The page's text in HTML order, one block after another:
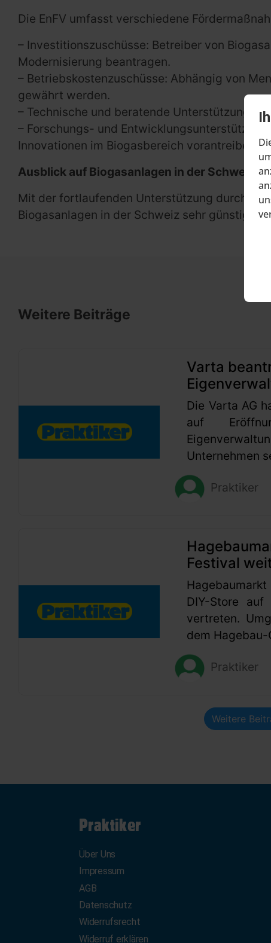
Die EnFV umfasst verschiedene
– Investitionszuschüsse: Betreiber von
Modernisierung beantragen.
– Betriebskostenzuschüsse: Abhängig von
gewährt werden.
– Technische und beratende Unterstützung:
– Forschungs- und
Innovationen im Biogasbereich vorantreiben.
Ausblick auf Biogasanlagen in der Schweiz
Mit der fortlaufenden Unterstützung durch
Biogasanlagen in der Schweiz sehr günstig.
Weitere Beiträge
Varta
Die Varta AG
auf
Unternehmen
Praktiker
Festival
DIY-Store
vertreten.
dem
Praktiker
Weitere
Praktiker
Über Uns
Impressum
AGB
Datenschutz
Widerrufsrecht
Widerruf erklären